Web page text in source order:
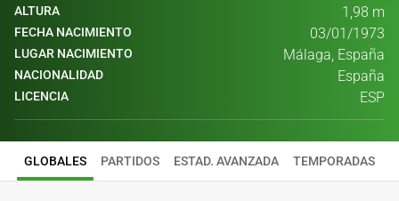
ALTURA 1,98 m
FECHA NACIMIENTO 03/01/1973
LUGAR NACIMIENTO Málaga, España
NACIONALIDAD España
LICENCIA ESP
GLOBALES PARTIDOS ESTAD. AVANZADA TEMPORADAS